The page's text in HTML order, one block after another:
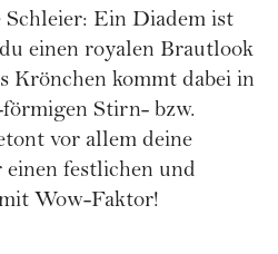
Ein Diadem ist
einen royalen Brautlook
Krönchen kommt dabei in
Stirn- bzw.
vor allem deine
festlichen und
Wow-Faktor!